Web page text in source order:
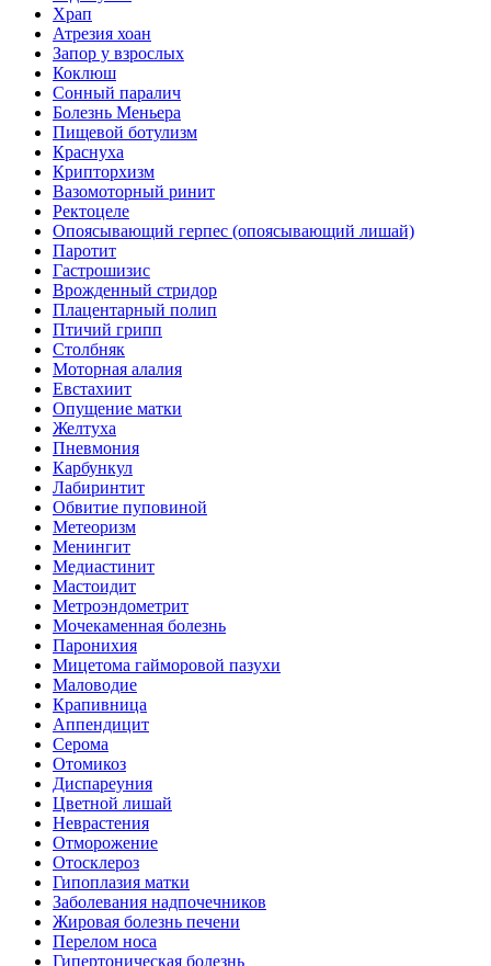
Храп
Атрезия хоан
Запор у взрослых
Коклюш
Сонный паралич
Болезнь Меньера
Пищевой ботулизм
Краснуха
Крипторхизм
Вазомоторный ринит
Ректоцеле
Опоясывающий герпес (опоясывающий лишай)
Паротит
Гастрошизис
Врожденный стридор
Плацентарный полип
Птичий грипп
Столбняк
Моторная алалия
Евстахиит
Опущение матки
Желтуха
Пневмония
Карбункул
Лабиринтит
Обвитие пуповиной
Метеоризм
Менингит
Медиастинит
Мастоидит
Метроэндометрит
Мочекаменная болезнь
Паронихия
Мицетома гайморовой пазухи
Маловодие
Крапивница
Аппендицит
Серома
Отомикоз
Диспареуния
Цветной лишай
Неврастения
Отморожение
Отосклероз
Гипоплазия матки
Заболевания надпочечников
Жировая болезнь печени
Перелом носа
Гипертоническая болезнь